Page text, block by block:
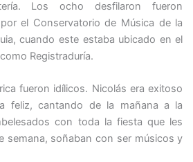
Los ocho desfilaron fueron
el Conservatorio de Música de la
cuando este estaba ubicado en el
Registraduría.
fueron idílicos. Nicolás era exitoso
feliz, cantando de la mañana a la
con toda la fiesta que les
semana, soñaban con ser músicos y